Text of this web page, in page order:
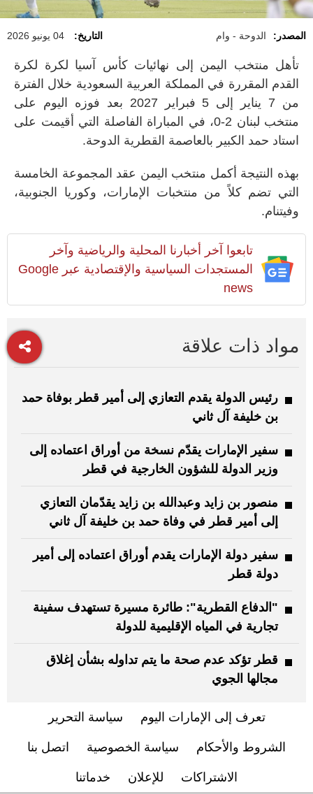
المصدر: الدوحة - وام التاريخ: 04 يونيو 2026
تأهل منتخب اليمن إلى نهائيات كأس آسيا لكرة لكرة
القدم المقررة في المملكة العربية السعودية خلال الفترة
من 7 يناير إلى 5 فبراير 2027 بعد فوزه اليوم على
منتخب لبنان 2-0، في المباراة الفاصلة التي أقيمت على
استاد حمد الكبير بالعاصمة القطرية الدوحة.
بهذه النتيجة أكمل منتخب اليمن عقد المجموعة الخامسة
التي تضم كلاً من منتخبات الإمارات، وكوريا الجنوبية،
وفيتنام.
تابعوا آخر أخبارنا المحلية والرياضية وآخر
المستجدات السياسية والإقتصادية عبر Google
news
مواد ذات علاقة
رئيس الدولة يقدم التعازي إلى أمير قطر بوفاة حمد
بن خليفة آل ثاني
سفير الإمارات يقدّم نسخة من أوراق اعتماده إلى
وزير الدولة للشؤون الخارجية في قطر
منصور بن زايد وعبدالله بن زايد يقدّمان التعازي
إلى أمير قطر في وفاة حمد بن خليفة آل ثاني
سفير دولة الإمارات يقدم أوراق اعتماده إلى أمير
دولة قطر
"الدفاع القطرية": طائرة مسيرة تستهدف سفينة
تجارية في المياه الإقليمية للدولة
قطر تؤكد عدم صحة ما يتم تداوله بشأن إغلاق
مجالها الجوي
تعرف إلى الإمارات اليوم سياسة التحرير
الشروط والأحكام سياسة الخصوصية اتصل بنا
الاشتراكات للإعلان خدماتنا